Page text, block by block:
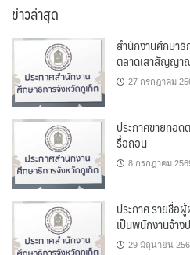
ข่าวล่าสุด
สำนักงานศึกษา
ตลาดเสาสัญญา
27 กรกฎาคม
ประกาศขายทอ
รื้อถอน
8 กรกฎาคม
ประกาศ รายชื่อ
เป็นพนักงานจ้า
29 มิถุนายน